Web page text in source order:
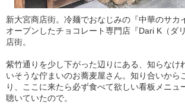
新大宮商店街。冷麺でおなじみの『中華のサカ
オープンしたチョコレート専門店『Dari K（ダ
店街。
紫竹通りを少し下がった辺りにある、知らなけ
いそうな佇まいのお蕎麦屋さん。知り合いから
り、ここに来たら必ず食べて欲しい看板メニュ
聴いていたので。